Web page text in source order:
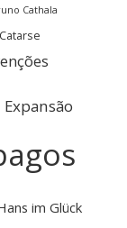
Cathala
Catarse
Expansão
im Glück